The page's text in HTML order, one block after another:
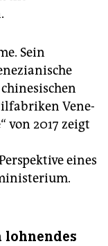
Sein
Vene­
von 2017 zeigt
eines
lohnendes